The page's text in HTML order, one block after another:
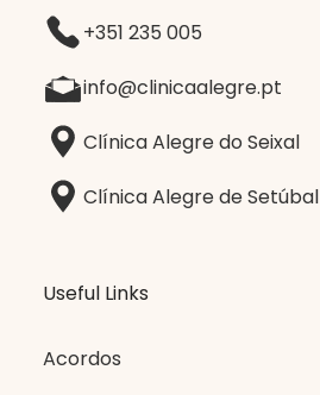
+351 235 005
info@clinicaalegre.pt
Clínica Alegre do Seixal
Clínica Alegre de Setúbal
Useful Links
Acordos